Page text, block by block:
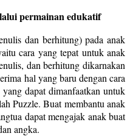
permainan edukatif
dan berhitung) pada anak
cara yang tepat untuk anak
dan berhitung dikarnakan
hal yang baru dengan cara
dapat dimanfaatkan untuk
Puzzle. Buat membantu anak
dapat mengajak anak buat
angka.